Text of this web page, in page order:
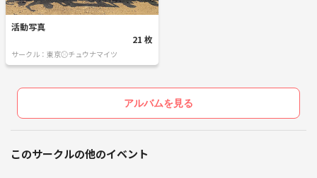
活動写真
21 枚
サークル：東京⚾︎チュウナマイツ
アルバムを見る
このサークルの他のイベント